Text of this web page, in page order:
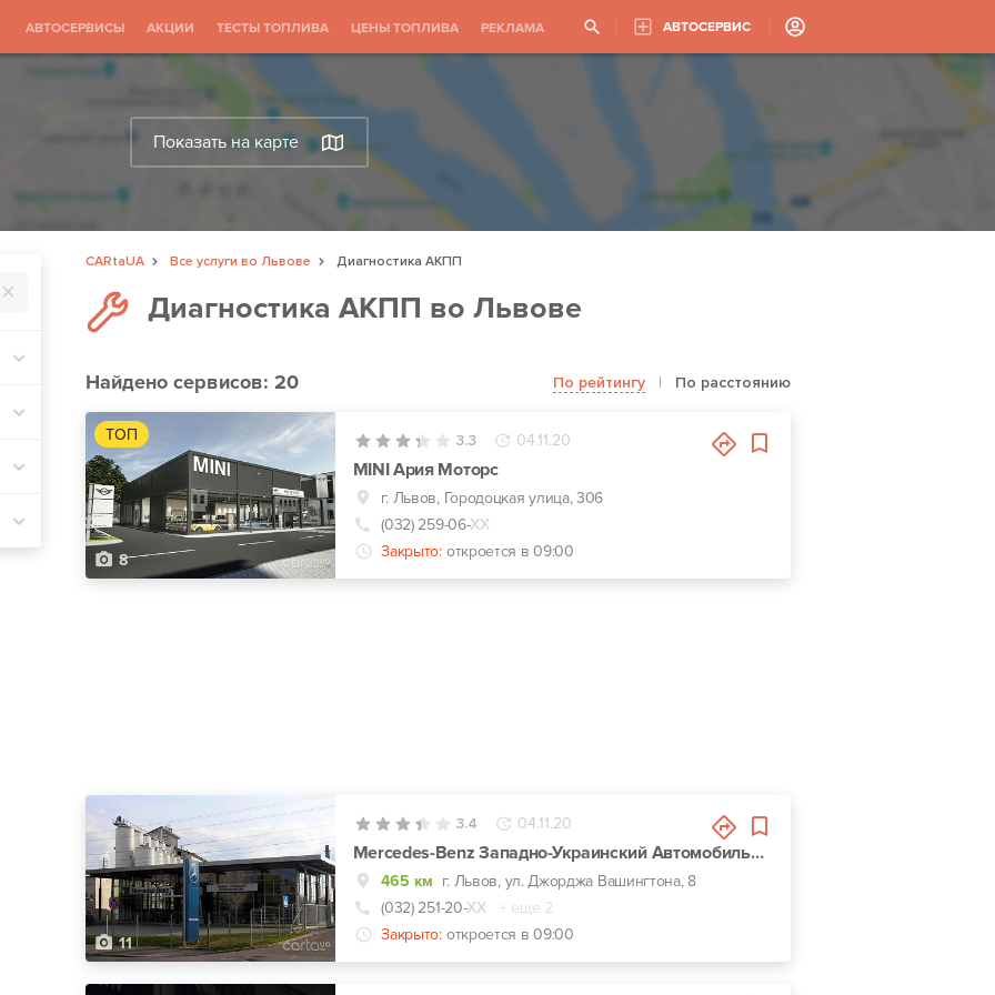
АВТОСЕРВИСЫ АКЦИИ ТЕСТЫ ТОПЛИВА ЦЕНЫ ТОПЛИВА РЕКЛАМА АВТОСЕРВИС
Показать на карте
CARtaUA Все услуги во Львове
Диагностика АКПП
Диагностика АКПП во Львове
Найденосервисов: 20 По рейтингу | По расстоянию
ТОП
8
3.3 04.11.20
MINI Ария Моторс
г. Львов, Городоцкая улица, 306
(032) 259-06-ХХ
Закрыто: откроется в 09:00
11
3.4 04.11.20
Mercedes-Benz Западно-Украинский Автомобильный Дом
465 км г. Львов, ул. Джорджа Вашингтона, 8
(032) 251-20-ХХ
+ еще 2
Закрыто: откроется в 09:00